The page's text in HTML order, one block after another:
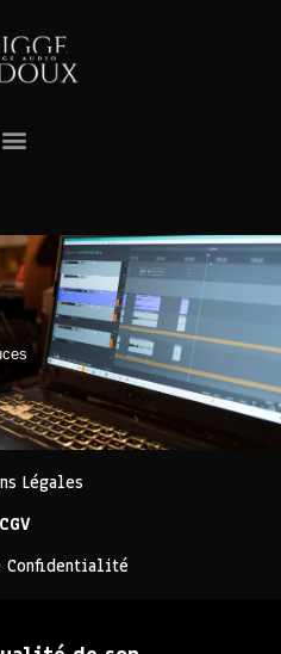
Légales
CGV
Confidentialité